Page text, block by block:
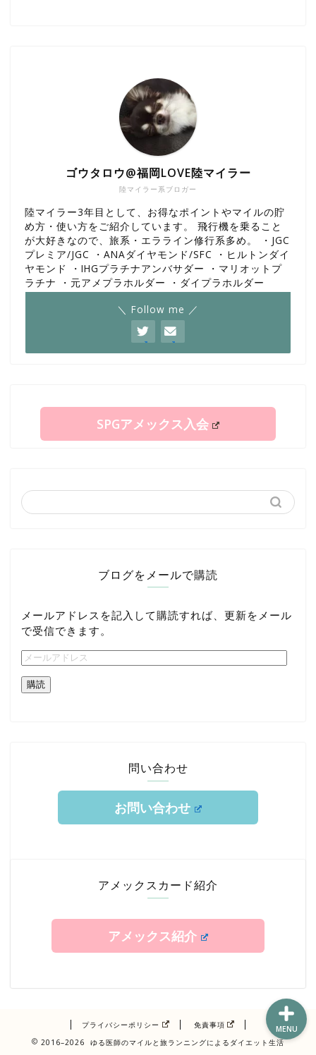
陸マイラー系ブロガー
ゴウタロウ@福岡LOVE陸マイラー
陸マイラー3年目として、お得なポイントやマイルの貯
め方・使い方をご紹介しています。 飛行機を乗ること
が大好きなので、旅系・エラライン修行系多め。 ・JGC
プレミア/JGC ・ANAダイヤモンド/SFC ・ヒルトンダイ
ヤモンド ・IHGプラチナアンバサダー ・マリオットプ
ラチナ ・元アメプラホルダー ・ダイプラホルダー
＼ Follow me ／
SPGアメックス入会
ブログをメールで購読
メールアドレスを記入して購読すれば、更新をメール
で受信できます。
購読
問い合わせ
お問い合わせ
アメックスカード紹介
アメックス紹介
プライバシーポリシー
免責事項
2016–2026 ゆる医師のマイルと旅ランニングによるダイエット生活
MENU
エアライン修行